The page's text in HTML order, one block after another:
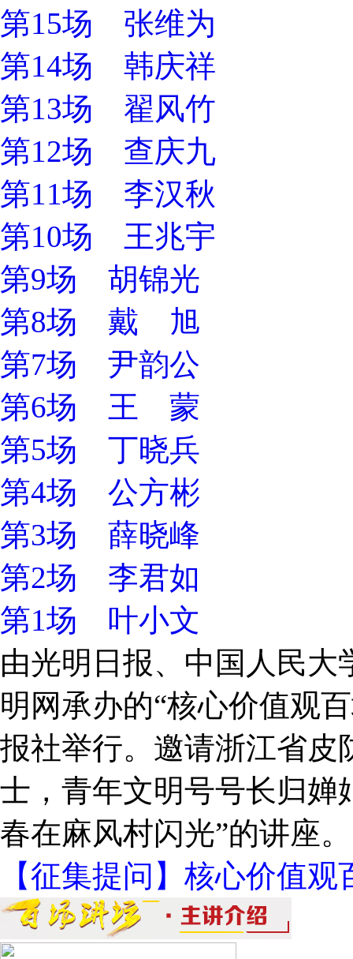
第15场 张维为
第14场 韩庆祥
第13场 翟风竹
第12场 查庆九
第11场 李汉秋
第10场 王兆宇
第9场 胡锦光
第8场 戴 旭
第7场 尹韵公
第6场 王 蒙
第5场 丁晓兵
第4场 公方彬
第3场 薛晓峰
第2场 李君如
第1场 叶小文
由光明日报、中国人民
明网承办的“核心价值观
报社举行。邀请浙江省皮
士，青年文明号号长归
春在麻风村闪光”的讲座。
【征集提问】核心价值